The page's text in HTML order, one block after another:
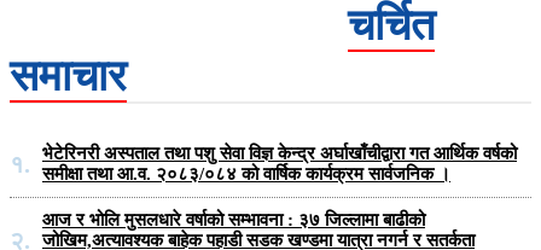
चर्चित
समाचार
१.
भेटेरिनरी अस्पताल तथा पशु सेवा विज्ञ केन्द्र अर्घाखाँचीद्वारा गत आर्थिक वर्षको
समीक्षा तथा आ.व. २०८३/०८४ को वार्षिक कार्यक्रम सार्वजनिक ।
२.
आज र भोलि मुसलधारे वर्षाको सम्भावना : ३७ जिल्लामा बाढीको
जोखिम,अत्यावश्यक बाहेक पहाडी सडक खण्डमा यात्रा नगर्न र सतर्कता